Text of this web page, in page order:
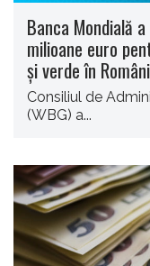
Banca Mondială
milioane euro
şi verde în
Consiliul de
(WBG) a...